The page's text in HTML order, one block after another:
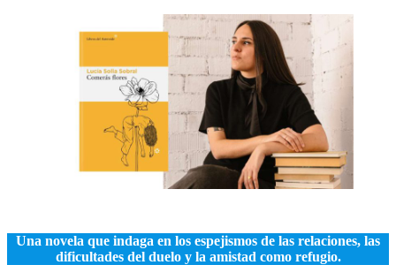
Una novela que indaga en los espejismos de las relaciones, las
dificultades del duelo y la amistad como refugio.